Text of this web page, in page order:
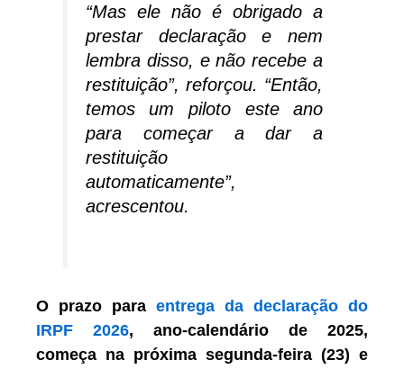
“Mas ele não é obrigado a
prestar declaração e nem
lembra disso, e não recebe a
restituição”, reforçou. “Então,
temos um piloto este ano
para começar a dar a
restituição
automaticamente”,
acrescentou.
O prazo para entrega da declaração do
IRPF 2026, ano-calendário de 2025,
começa na próxima segunda-feira (23) e